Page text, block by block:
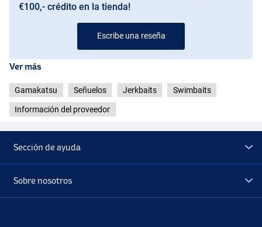
€100,- crédito en la tienda!
Escribe una reseña
Ver más
Gamakatsu Señuelos Jerkbaits Swimbaits
Información del proveedor
Sección de ayuda
Sobre nosotros
Adicional